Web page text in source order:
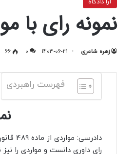
آرا دادگاه
نمونه رای
زهره شاعری 1403-06-21
0
66
فهرست راهبردی
رای داوری دانست و مواردی را